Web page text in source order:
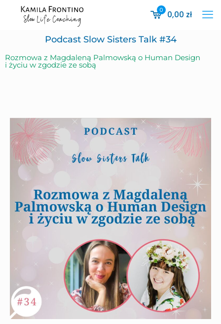
0 0,00 zł
Podcast Slow Sisters Talk #34
Rozmowa z Magdaleną Palmowską o Human Design
i życiu w zgodzie ze sobą ​